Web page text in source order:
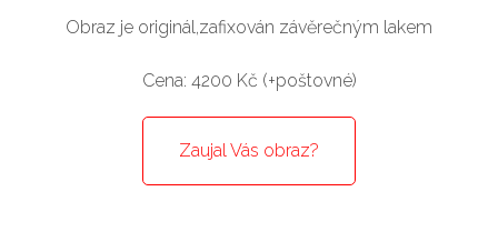
Obraz je originál,zafixován závěrečným lakem
Cena: 4200 Kč (+poštovné)
Zaujal Vás obraz?